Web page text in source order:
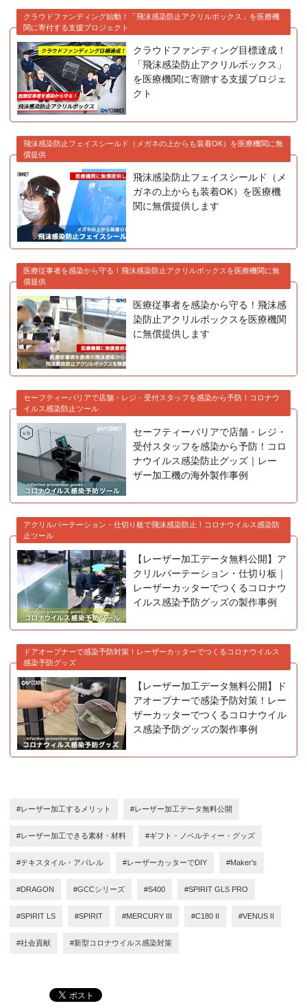
クラウドファンディング始動！「飛沫感染防止アクリルボックス」を医療機
関に寄付する支援プロジェクト
クラウドファンディング目標達成！
「飛沫感染防止アクリルボックス」
を医療機関に寄贈する支援プロジェ
クト
飛沫感染防止フェイスシールド（メガネの上からも装着OK）を医療機関に無
償提供
飛沫感染防止フェイスシールド（メ
ガネの上からも装着OK）を医療機
関に無償提供します
医療従事者を感染から守る！飛沫感染防止アクリルボックスを医療機関に無
償提供
医療従事者を感染から守る！飛沫感
染防止アクリルボックスを医療機関
に無償提供します
セーフティーバリアで店舗・レジ・受付スタッフを感染から予防！コロナウ
イルス感染防止ツール
セーフティーバリアで店舗・レジ・
受付スタッフを感染から予防！コロ
ナウイルス感染防止グッズ｜レー
ザー加工機の海外製作事例
アクリルパーテーション・仕切り板で飛沫感染防止！コロナウイルス感染防
止ツール
【レーザー加工データ無料公開】ア
クリルパーテーション・仕切り板｜
レーザーカッターでつくるコロナウ
イルス感染予防グッズの製作事例
ドアオープナーで感染予防対策！レーザーカッターでつくるコロナウイルス
感染予防グッズ
【レーザー加工データ無料公開】ド
アオープナーで感染予防対策！レー
ザーカッターでつくるコロナウイル
ス感染予防グッズの製作事例
#レーザー加工するメリット #レーザー加工データ無料公開
#レーザー加工できる素材・材料 #ギフト・ノベルティー・グッズ
#テキスタイル・アパレル #レーザーカッターでDIY #Maker's
#DRAGON #GCCシリーズ #S400 #SPIRIT GLS PRO
#SPIRIT LS #SPIRIT #MERCURY III #C180 II #VENUS II
#社会貢献 #新型コロナウイルス感染対策